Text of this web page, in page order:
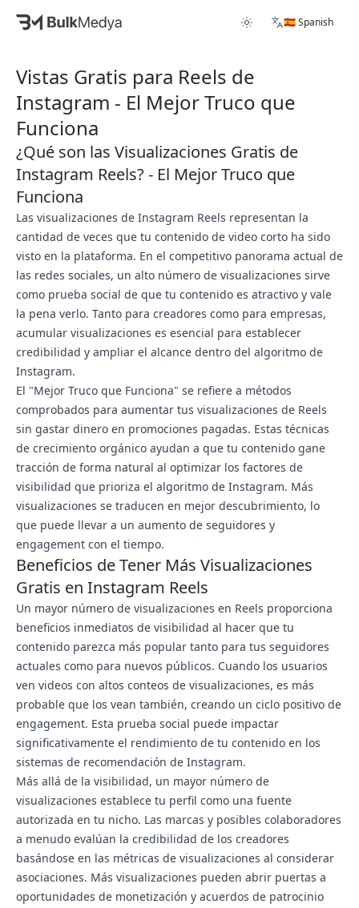
🇪🇸 Spanish
Vistas Gratis para Reels de
Instagram - El Mejor Truco que
Funciona
¿Qué son las Visualizaciones Gratis de
Instagram Reels? - El Mejor Truco que
Funciona
Las visualizaciones de Instagram Reels representan la
cantidad de veces que tu contenido de video corto ha sido
visto en la plataforma. En el competitivo panorama actual de
las redes sociales, un alto número de visualizaciones sirve
como prueba social de que tu contenido es atractivo y vale
la pena verlo. Tanto para creadores como para empresas,
acumular visualizaciones es esencial para establecer
credibilidad y ampliar el alcance dentro del algoritmo de
Instagram.
El "Mejor Truco que Funciona" se refiere a métodos
comprobados para aumentar tus visualizaciones de Reels
sin gastar dinero en promociones pagadas. Estas técnicas
de crecimiento orgánico ayudan a que tu contenido gane
tracción de forma natural al optimizar los factores de
visibilidad que prioriza el algoritmo de Instagram. Más
visualizaciones se traducen en mejor descubrimiento, lo
que puede llevar a un aumento de seguidores y
engagement con el tiempo.
Beneficios de Tener Más Visualizaciones
Gratis en Instagram Reels
Un mayor número de visualizaciones en Reels proporciona
beneficios inmediatos de visibilidad al hacer que tu
contenido parezca más popular tanto para tus seguidores
actuales como para nuevos públicos. Cuando los usuarios
ven videos con altos conteos de visualizaciones, es más
probable que los vean también, creando un ciclo positivo de
engagement. Esta prueba social puede impactar
significativamente el rendimiento de tu contenido en los
sistemas de recomendación de Instagram.
Más allá de la visibilidad, un mayor número de
visualizaciones establece tu perfil como una fuente
autorizada en tu nicho. Las marcas y posibles colaboradores
a menudo evalúan la credibilidad de los creadores
basándose en las métricas de visualizaciones al considerar
asociaciones. Más visualizaciones pueden abrir puertas a
oportunidades de monetización y acuerdos de patrocinio